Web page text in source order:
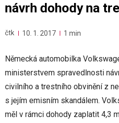
návrh dohody na
čtk 10. 1. 2017 1 min
Německá automobilka
ministerstvem spravedlnosti
civilního a trestního obvinění z
s jejím emisním skandálem.
měl v rámci dohody zaplatit 4,3